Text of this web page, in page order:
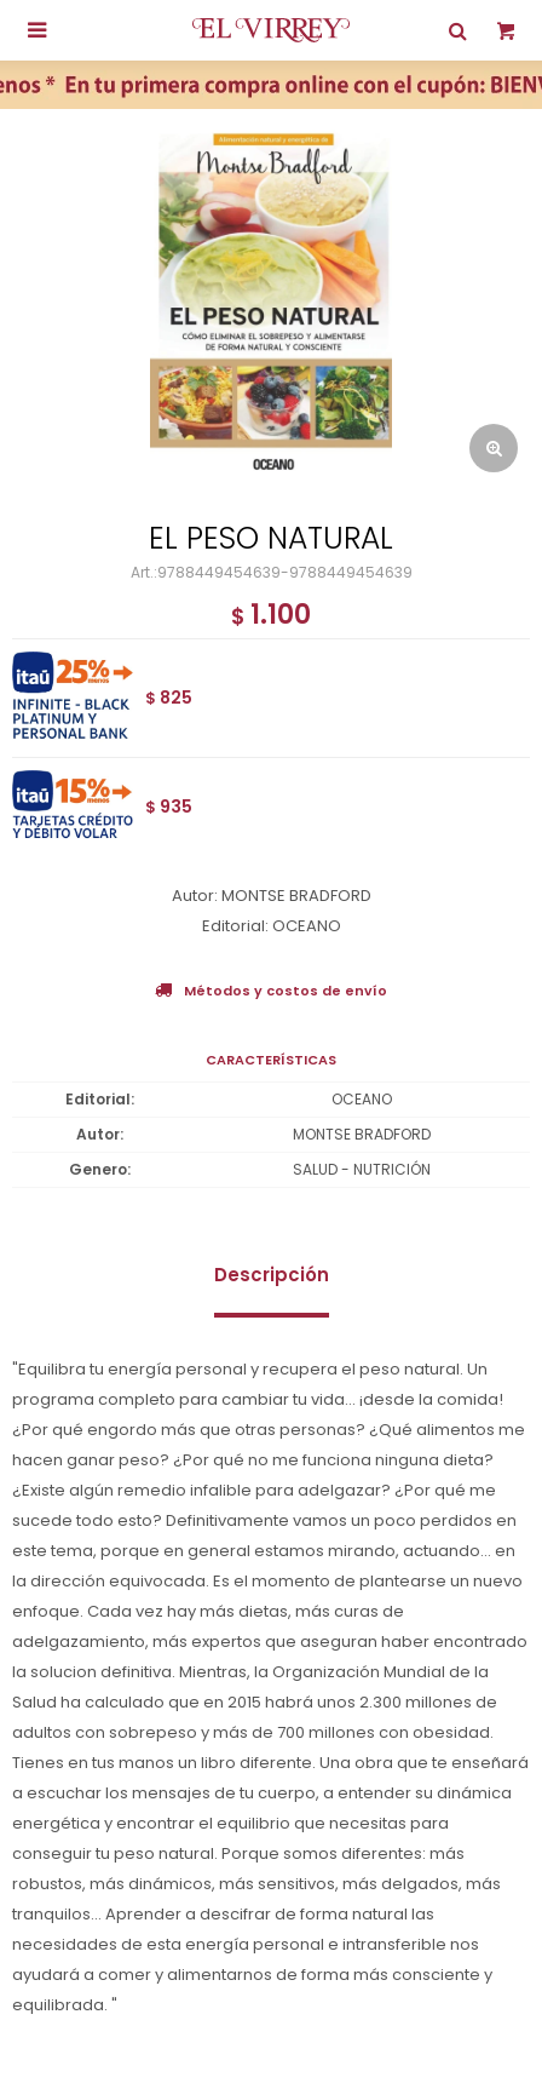

EL PESO NATURAL
9788449454639-9788449454639
$ 1.100
$ 825
$ 935
Autor: MONTSE BRADFORD
Editorial: OCEANO
Métodos y costos de envío
CARACTERÍSTICAS
Editorial
OCEANO
Autor
MONTSE BRADFORD
Genero
SALUD - NUTRICIÓN
Descripción
"Equilibra tu energía personal y recupera el peso natural. Un
programa completo para cambiar tu vida... ¡desde la comida!
¿Por qué engordo más que otras personas? ¿Qué alimentos me
hacen ganar peso? ¿Por qué no me funciona ninguna dieta?
¿Existe algún remedio infalible para adelgazar? ¿Por qué me
sucede todo esto? Definitivamente vamos un poco perdidos en
este tema, porque en general estamos mirando, actuando... en
la dirección equivocada. Es el momento de plantearse un nuevo
enfoque. Cada vez hay más dietas, más curas de
adelgazamiento, más expertos que aseguran haber encontrado
la solucion definitiva. Mientras, la Organización Mundial de la
Salud ha calculado que en 2015 habrá unos 2.300 millones de
adultos con sobrepeso y más de 700 millones con obesidad.
Tienes en tus manos un libro diferente. Una obra que te enseñará
a escuchar los mensajes de tu cuerpo, a entender su dinámica
energética y encontrar el equilibrio que necesitas para
conseguir tu peso natural. Porque somos diferentes: más
robustos, más dinámicos, más sensitivos, más delgados, más
tranquilos... Aprender a descifrar de forma natural las
necesidades de esta energía personal e intransferible nos
ayudará a comer y alimentarnos de forma más consciente y
equilibrada. "